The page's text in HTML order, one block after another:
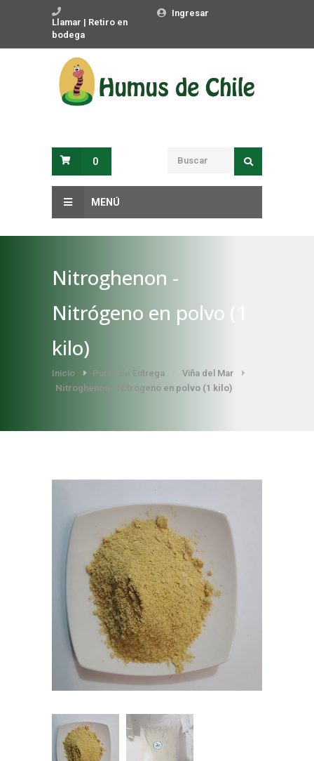
Llamar | Retiro en
bodega
Ingresar
0
MENÚ
Nitroghenon -
Nitrógeno en polvo (1
kilo)
Inicio Punto de Entrega
Viña del Mar
Nitroghenon - Nitrógeno en polvo (1 kilo)